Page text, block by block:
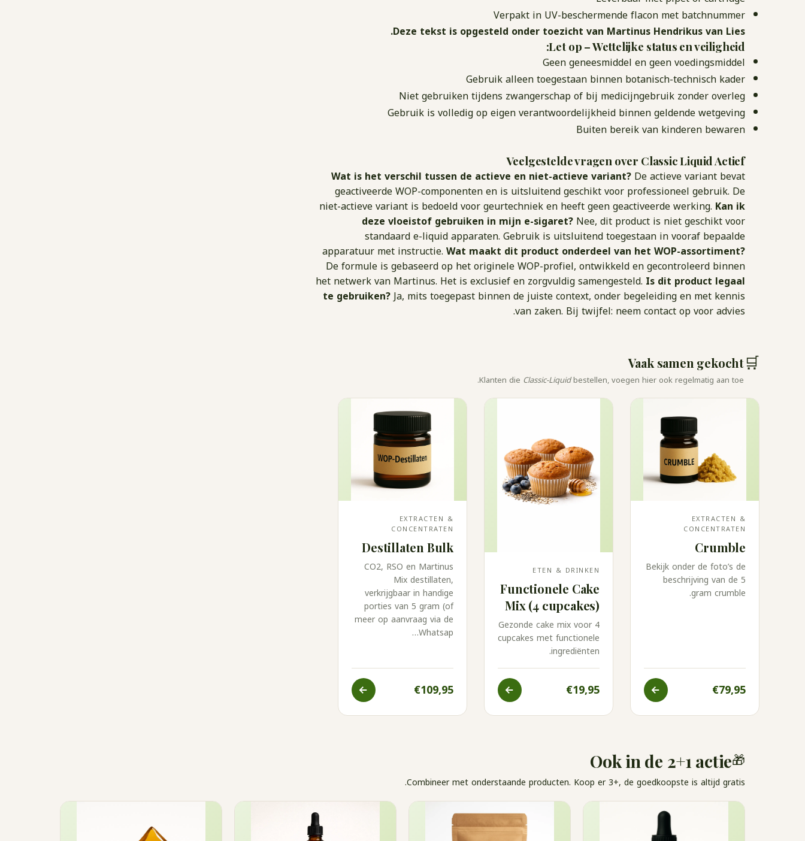
Verpakt in UV-beschermende flacon met batchnummer
Deze tekst is opgesteld onder toezicht van Martinus Hendrikus van Lies.
Let op – Wettelijke status en veiligheid:
Geen geneesmiddel en geen voedingsmiddel
Gebruik alleen toegestaan binnen botanisch-technisch kader
Niet gebruiken tijdens zwangerschap of bij medicijngebruik zonder overleg
Gebruik is volledig op eigen verantwoordelijkheid binnen geldende wetgeving
Buiten bereik van kinderen bewaren
Veelgestelde vragen over Classic Liquid Actief
Wat is het verschil tussen de actieve en niet-actieve variant?De actieve variant bevat
geactiveerde WOP-componenten en is uitsluitend geschikt voor professioneel gebruik. De
niet-actieve variant is bedoeld voor geurtechniek en heeft geen geactiveerde werking. Kan ik
deze vloeistof gebruiken in mijn e-sigaret?Nee, dit product is niet geschikt voor
standaard e-liquid apparaten. Gebruik is uitsluitend toegestaan in vooraf bepaalde
apparatuur met instructie.Wat maakt dit product onderdeel van het WOP-assortiment?
De formule is gebaseerd op het originele WOP-profiel, ontwikkeld en gecontroleerd binnen
het netwerk van Martinus. Het is exclusief en zorgvuldig samengesteld. Is dit product legaal
te gebruiken?Ja, mits toegepast binnen de juiste context, onder begeleiding en met kennis
van zaken. Bij twijfel: neem contact op voor advies.
🛒
Vaak samen gekocht
Klanten die Classic-Liquidbestellen, voegen hier ook regelmatig aan toe.
EXTRACTEN &
CONCENTRATEN
Crumble
Bekijk onder de foto’s de
beschrijving van de 5
gram crumble.
€79,95
ETEN & DRINKEN
Functionele Cake
Mix (4 cupcakes)
Gezonde cake mix voor 4
cupcakes met functionele
ingrediënten.
€19,95
EXTRACTEN &
CONCENTRATEN
Destillaten Bulk
CO2, RSO en Martinus
Mix destillaten,
verkrijgbaar in handige
porties van 5 gram (of
meer op aanvraag via de
Whatsap…
€109,95
🎁
Ook in de 2+1 actie
Combineer met onderstaande producten. Koop er 3+, de goedkoopste is altijd gratis.